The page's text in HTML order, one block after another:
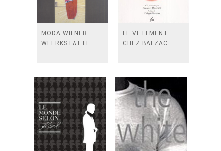
MODA WIENER
WEERKSTATTE
LE VETEMENT
CHEZ BALZAC